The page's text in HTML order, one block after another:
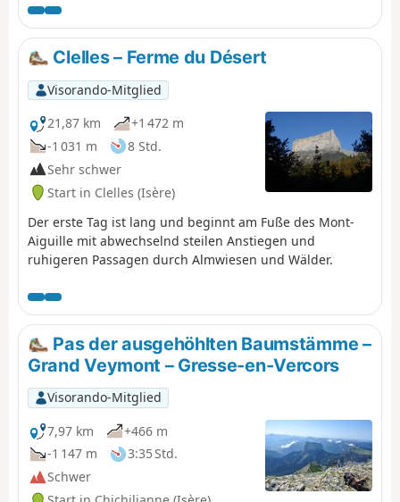
der Drôme durch eine der schönsten
Landschaften des Vercors, das Vallon
Combau, hinabsteigen, bevor Sie den
Weiler Bénevise auf einem Felsvorsprung
erreichen.Sie bietet wunderschöne
Ausblicke auf den Mont Aiguille, das Tal
und den Felsen Combau, die alle Sinne
erfreuen, verbunden mit dem
historischen, geologischen, botanischen
und faunistischen Reichtum der
durchquerten Region.
Clelles – Ferme du Désert
Visorando-Mitglied
21,87 km
+1 472 m
-1 031 m
8 Std.
Sehr schwer
Start in Clelles (Isère)
Der erste Tag ist lang und beginnt am Fuße des Mont-
Aiguille mit abwechselnd steilen Anstiegen und
ruhigeren Passagen durch Almwiesen und Wälder.
Pas der ausgehöhlten Baumstämme –
Grand Veymont – Gresse-en-Vercors
Visorando-Mitglied
7,97 km
+466 m
-1 147 m
3:35 Std.
Schwer